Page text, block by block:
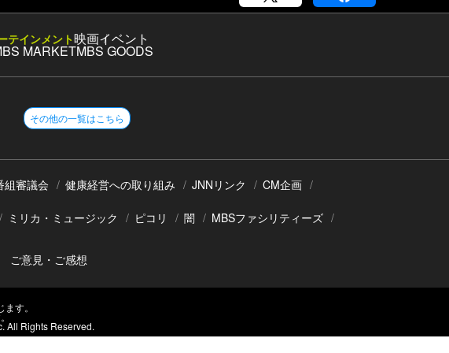
テインメント映画イベント
MARKETMBS GOODS
その他の一覧はこちら
組審議会 健康経営への取り組み JNNリンク CM企画
ミリカ・ミュージック ピコリ 闇 MBSファシリティーズ
ご意見・ご感想
す。
All Rights Reserved.